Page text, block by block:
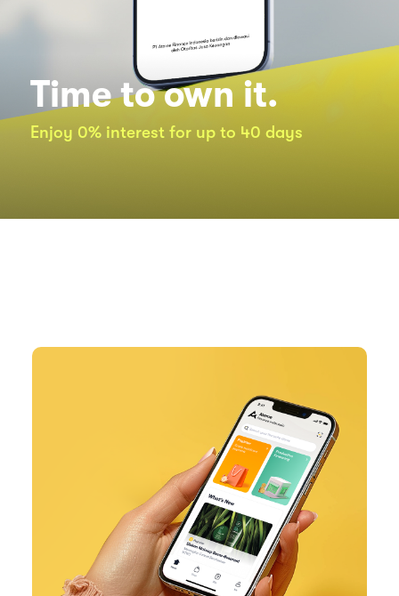
Time to own it.
Enjoy 0% interest for up to 40 days